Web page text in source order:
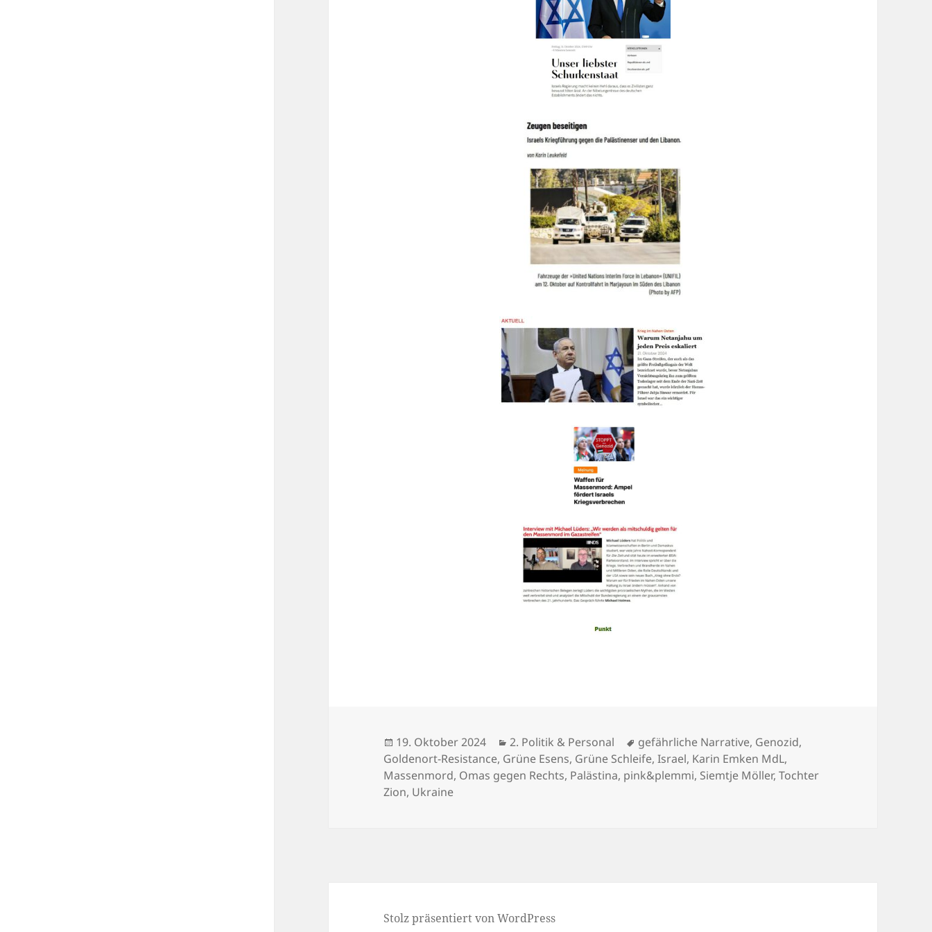
Veröffentlicht
am
19. Oktober 2024 Kategorien
2. Politik & Personal Schlagwörter
gefährliche Narrative, Genozid,
Goldenort-Resistance, Grüne Esens, Grüne Schleife,Israel, Karin Emken MdL,
Massenmord, Omas gegen Rechts, Palästina, pink&plemmi, Siemtje Möller,Tochter
Zion, Ukraine
Stolz präsentiert von WordPress